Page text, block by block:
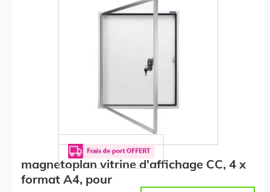
magnetoplan vitrine d'affichage CC, 4 x
format A4, pour